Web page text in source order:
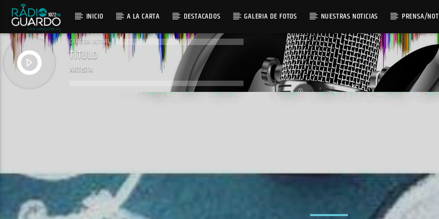
INICIO A LA CARTA DESTACADOS GALERIA DE FOTOS NUESTRAS NOTICIAS PRENSA/
CANCIÓN ACTUAL
TÍTULO
ARTISTA